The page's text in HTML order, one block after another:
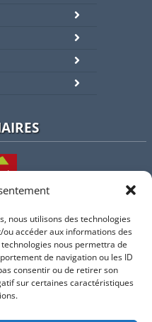
nous utilisons des technologies
accéder aux informations des
nous permettra de
de navigation ou les ID
consentir ou de retirer son
sur certaines caractéristiques